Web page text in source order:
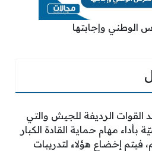
الوطني وإجابتها
القوات الرديفة للجيش والتي
بأداء مهام حماية القادة الكبار
إخضاع هؤلاء لتدريبات